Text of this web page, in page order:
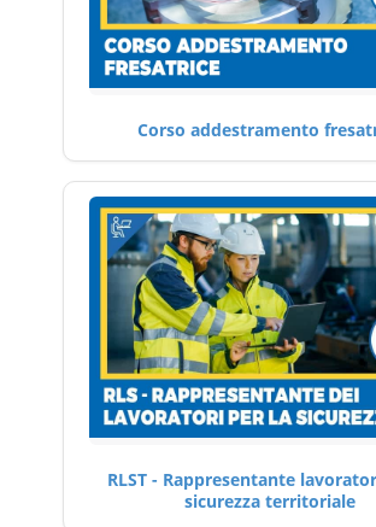
Corso addestramento
RLST - Rappresentante
sicurezza territoriale